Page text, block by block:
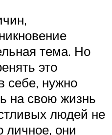
тема. Но
это
себе, нужно
на свою жизнь
людей не
личное, они